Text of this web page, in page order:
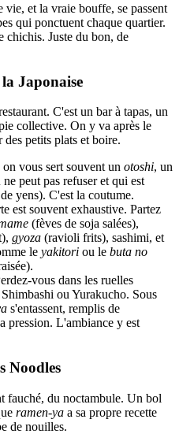
vie, et la vraie bouffe, se passent
qui ponctuent chaque quartier.
chichis. Juste du bon, de
Japonaise
C'est un bar à tapas, un
collective. On y va après le
petits plats et boire.
vous sert souvent un otoshi, un
peut pas refuser et qui est
yens). C'est la coutume.
est souvent exhaustive. Partez
(fèves de soja salées),
gyoza (ravioli frits), sashimi, et
le yakitori ou le buta no
vous dans les ruelles
ou Yurakucho. Sous
s'entassent, remplis de
pression. L'ambiance y est
Noodles
fauché, du noctambule. Un bol
ramen-ya a sa propre recette
de nouilles.